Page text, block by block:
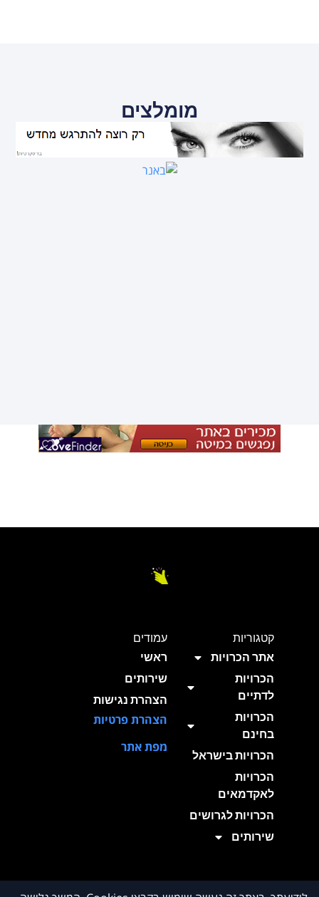
מומלצים
קטגוריות
אתר הכרויות
הכרויות
לדתיים
הכרויות
בחינם
הכרויות בישראל
הכרויות
לאקדמאים
הכרויות לגרושים
שירותים
עמודים
ראשי
שירותים
הצהרת נגישות
הצהרת פרטיות
מפת אתר